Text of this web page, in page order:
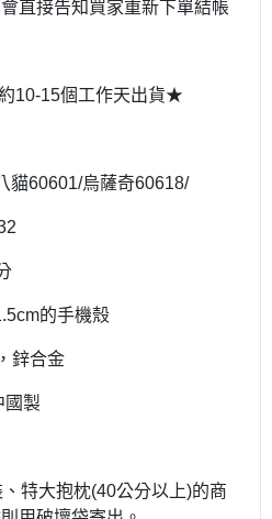
直接告知買家重新下單結帳
10-15個工作天出貨★
貓60601/烏薩奇60618/
的手機殼
鋅合金
國製
特大抱枕(40公分以上)的商